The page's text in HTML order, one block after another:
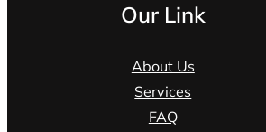
Our Link
About Us
Services
FAQ